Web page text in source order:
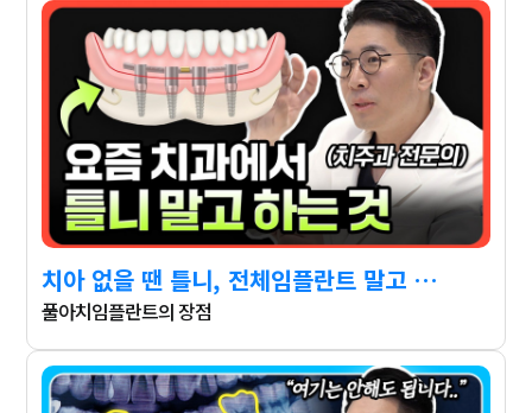
치아 없을 땐 틀니, 전체임플란트 말고 이걸 많이 합니다.
풀아치임플란트의 장점